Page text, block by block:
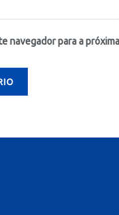
navegador para a